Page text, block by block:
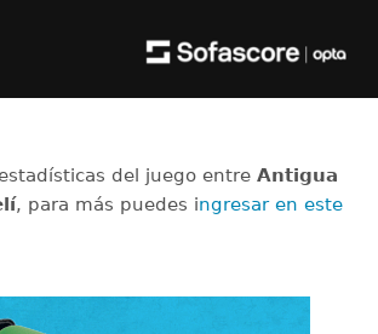
del juego entre Antigua
, para más puedes ingresar en este